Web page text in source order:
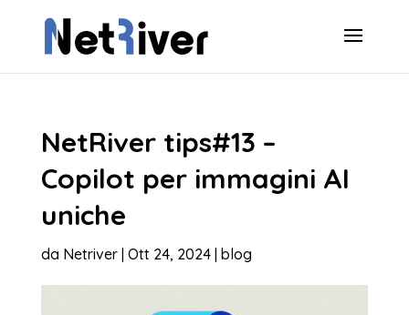
NetRiver tips#13 –
Copilot per immagini AI
uniche
da Netriver| Ott 24, 2024| blog